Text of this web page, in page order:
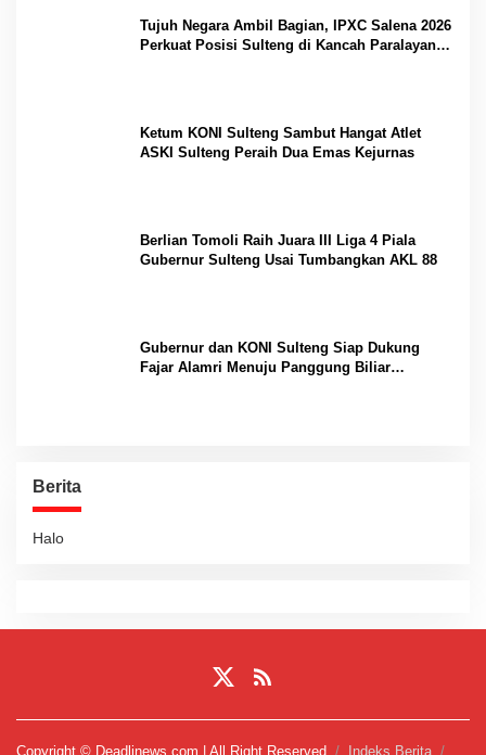
Tujuh Negara Ambil Bagian, IPXC Salena 2026
Perkuat Posisi Sulteng di Kancah Paralayang
Ketum KONI Sulteng Sambut Hangat Atlet
ASKI Sulteng Peraih Dua Emas Kejurnas
Berlian Tomoli Raih Juara III Liga 4 Piala
Gubernur Sulteng Usai Tumbangkan AKL 88
Gubernur dan KONI Sulteng Siap Dukung
Fajar Alamri Menuju Panggung Biliar
Berita
Halo
Copyright © Deadlinews.com | All Right Reserved Indeks Berita